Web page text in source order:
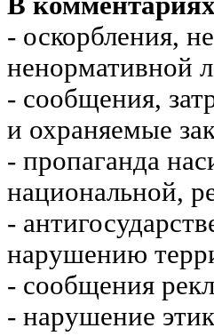
- оскорбления,
ненормативной
- сообщения,
и охраняемые
- пропаганда
национальной,
-
нарушению
- сообщения
- нарушение